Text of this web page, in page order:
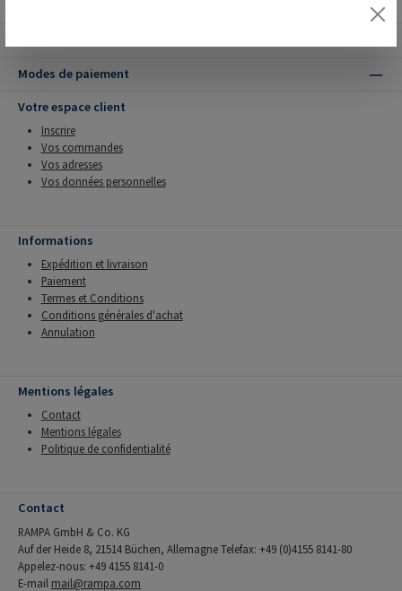
Modes de paiement
Votre espace client
Inscrire
Vos commandes
Vos adresses
Vos données personnelles
Informations
Expédition et livraison
Paiement
Termes et Conditions
Conditions générales d'achat
Annulation
Mentions légales
Contact
Mentions légales
Politique de confidentialité
Contact
RAMPA GmbH & Co. KG
Auf der Heide 8, 21514 Büchen, Allemagne Telefax: +49 (0)4155 8141-80
Appelez-nous: +49 4155 8141-0
E-mail mail@rampa.com